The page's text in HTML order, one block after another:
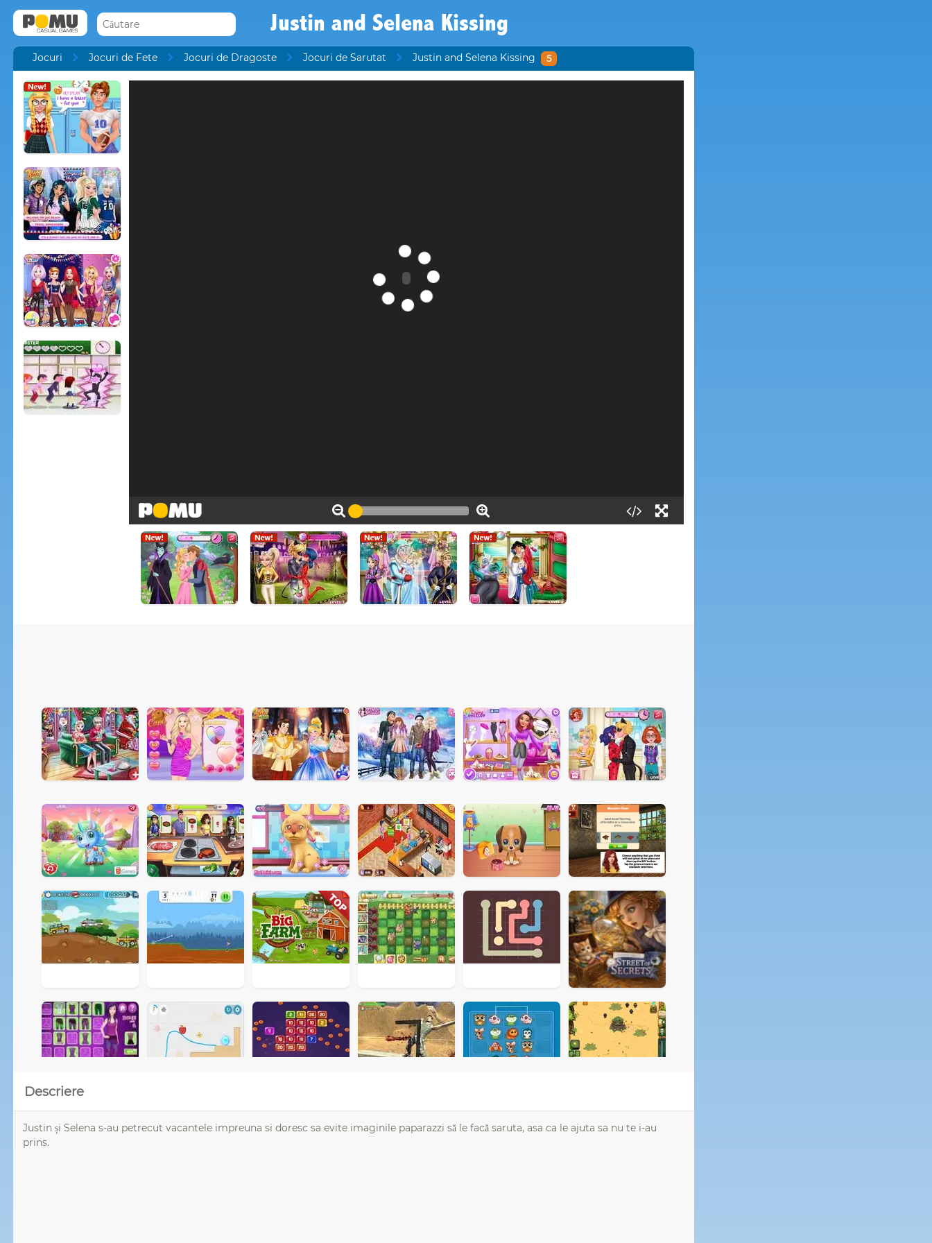
Justin and Selena Kissing
Jocuri Jocuri de Fete Jocuri de Dragoste Jocuri de Sarutat Justin and Selena Kissing 5
Descriere
Justin și Selena s-au petrecut vacantele impreuna si doresc sa evite imaginile paparazzi să le facă saruta, asa ca le ajuta sa nu te i-au
prins.